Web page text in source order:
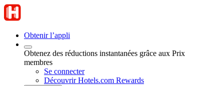
Obtenir l’appli
Obtenez des réductions instantanées grâce aux Prix
membres
Se connecter
Découvrir Hotels.com Rewards